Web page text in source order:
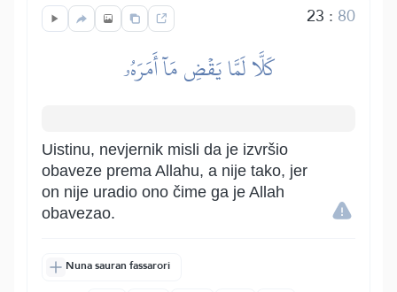
23 : 80
كَلَّا لَمَّا يَقۡضِ مَآ أَمَرَهُۥ
Uistinu, nevjernik misli da je izvršio
obaveze prema Allahu, a nije tako, jer
on nije uradio ono čime ga je Allah
obavezao.
Nuna sauran fassarori